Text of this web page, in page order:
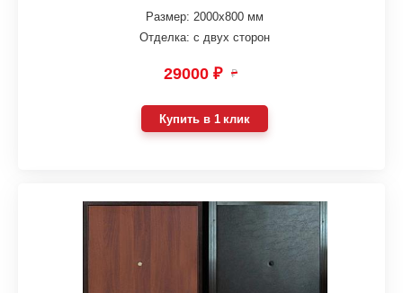
Размер: 2000х800 мм
Отделка: с двух сторон
29000 ₽ ₽
Купить в 1 клик